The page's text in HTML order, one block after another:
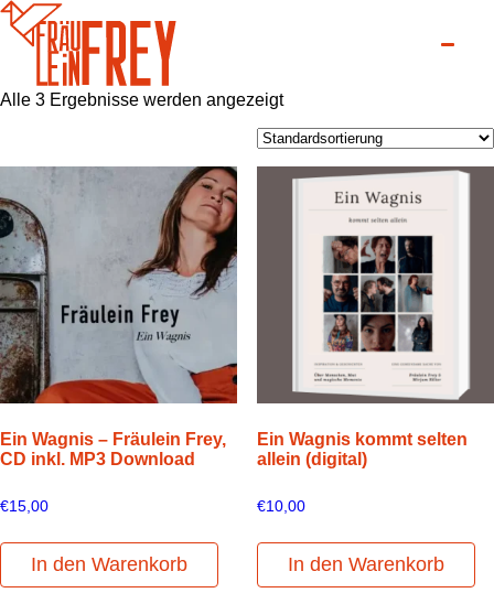
Alle 3 Ergebnisse werden angezeigt
Ein Wagnis – Fräulein Frey,
CD inkl. MP3 Download
€15,00
In den Warenkorb
Ein Wagnis kommt selten
allein (digital)
€10,00
In den Warenkorb